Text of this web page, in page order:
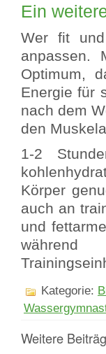
Ein
Wer fit
anpassen.
Optimum,
Energie für
nach dem
den
1-2
Körper
auch an
und
während
Kategorie:
Weitere